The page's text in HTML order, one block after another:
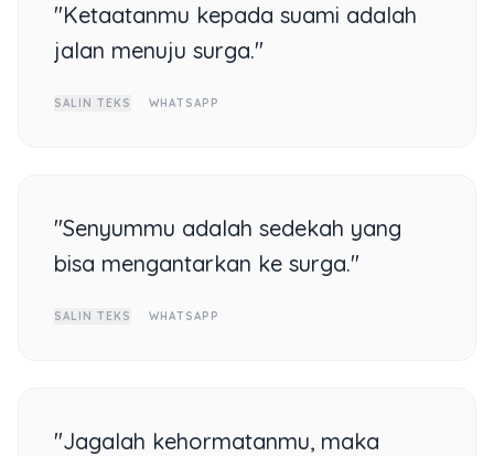
"Ketaatanmu kepada suami adalah
jalan menuju surga."
SALIN TEKS WHATSAPP
"Senyummu adalah sedekah yang
bisa mengantarkan ke surga."
SALIN TEKS WHATSAPP
"Jagalah kehormatanmu, maka